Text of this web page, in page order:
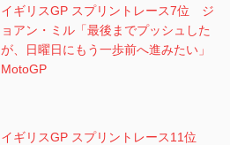
イギリスGP スプリントレース7位 ジ
ョアン・ミル「最後までプッシュした
が、日曜日にもう一歩前へ進みたい」
MotoGP
イギリスGP スプリントレース11位